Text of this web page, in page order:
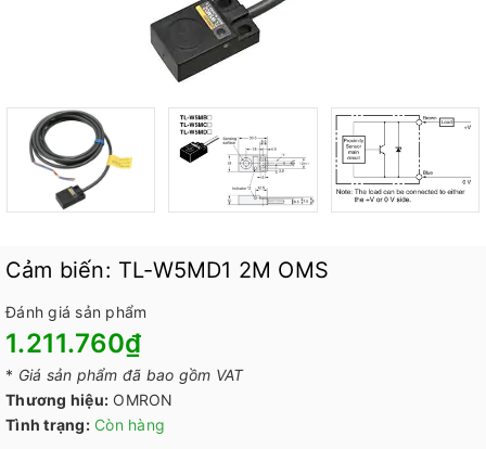
Cảm biến: TL-W5MD1 2M OMS
Đánh giá sản phẩm
1.211.760₫
* Giá sản phẩm đã bao gồm VAT
Thương hiệu: OMRON
Tình trạng: Còn hàng